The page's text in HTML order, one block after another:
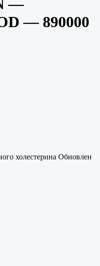
—
— 890000
холестерина Обновлен